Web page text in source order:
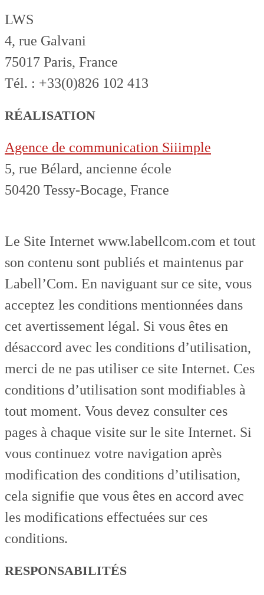
LWS
4, rue Galvani
75017 Paris, France
Tél. : +33(0)826 102 413
RÉALISATION
Agence de communication Siiimple
5, rue Bélard, ancienne école
50420 Tessy-Bocage, France
Le Site Internet www.labellcom.com et tout
son contenu sont publiés et maintenus par
Labell’Com. En naviguant sur ce site, vous
acceptez les conditions mentionnées dans
cet avertissement légal. Si vous êtes en
désaccord avec les conditions d’utilisation,
merci de ne pas utiliser ce site Internet. Ces
conditions d’utilisation sont modifiables à
tout moment. Vous devez consulter ces
pages à chaque visite sur le site Internet. Si
vous continuez votre navigation après
modification des conditions d’utilisation,
cela signifie que vous êtes en accord avec
les modifications effectuées sur ces
conditions.
RESPONSABILITÉS